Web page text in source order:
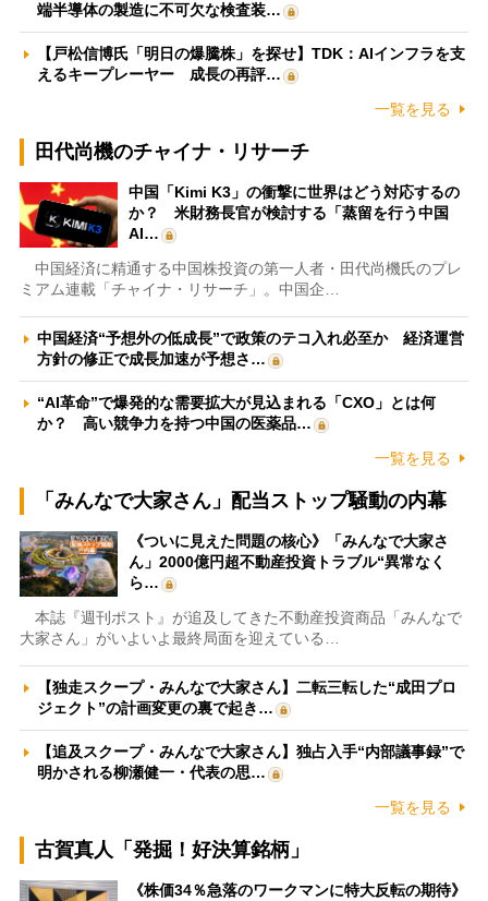
端半導体の製造に不可欠な検査装…
【戸松信博氏「明日の爆騰株」を探せ】TDK：AIインフラを支
えるキープレーヤー 成長の再評…
一覧を見る
田代尚機のチャイナ・リサーチ
中国「Kimi K3」の衝撃に世界はどう対応するの
か？ 米財務長官が検討する「蒸留を行う中国
AI…
中国経済に精通する中国株投資の第一人者・田代尚機氏のプレ
ミアム連載「チャイナ・リサーチ」。中国企…
中国経済“予想外の低成長”で政策のテコ入れ必至か 経済運営
方針の修正で成長加速が予想さ…
“AI革命”で爆発的な需要拡大が見込まれる「CXO」とは何
か？ 高い競争力を持つ中国の医薬品…
一覧を見る
「みんなで大家さん」配当ストップ騒動の内幕
《ついに見えた問題の核心》「みんなで大家さ
ん」2000億円超不動産投資トラブル“異常なく
ら…
本誌『週刊ポスト』が追及してきた不動産投資商品「みんなで
大家さん」がいよいよ最終局面を迎えている…
【独走スクープ・みんなで大家さん】二転三転した“成田プロ
ジェクト”の計画変更の裏で起き…
【追及スクープ・みんなで大家さん】独占入手“内部議事録”で
明かされる柳瀬健一・代表の思…
一覧を見る
古賀真人「発掘！好決算銘柄」
《株価34％急落のワークマンに特大反転の期待》